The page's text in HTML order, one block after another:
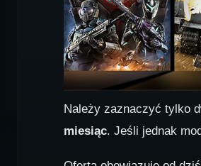
Należy zaznaczyć tylko
miesiąc. Jeśli jednak